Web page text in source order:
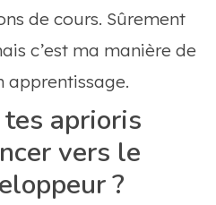
de cours. Sûrement
c’est ma manière de
apprentissage.
aprioris
vers le
?